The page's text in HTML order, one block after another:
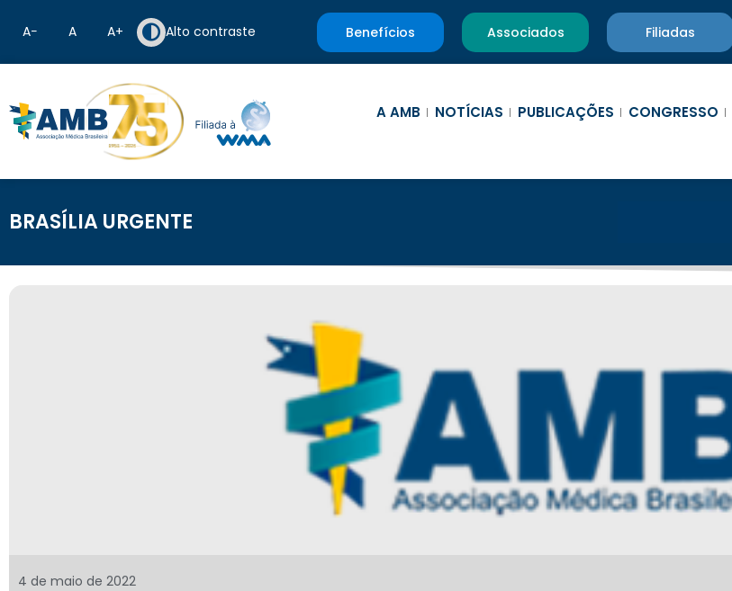
A− A A+ Alto contraste Benefícios Associados Filiadas
A AMB NOTÍCIAS PUBLICAÇÕES CONGRESSO
BRASÍLIA URGENTE
4 de maio de 2022